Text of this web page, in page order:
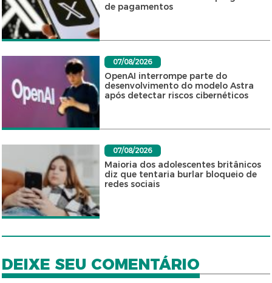
de pagamentos
07/08/2026
OpenAI interrompe parte do
desenvolvimento do modelo Astra
após detectar riscos cibernéticos
07/08/2026
Maioria dos adolescentes britânicos
diz que tentaria burlar bloqueio de
redes sociais
DEIXE SEU COMENTÁRIO